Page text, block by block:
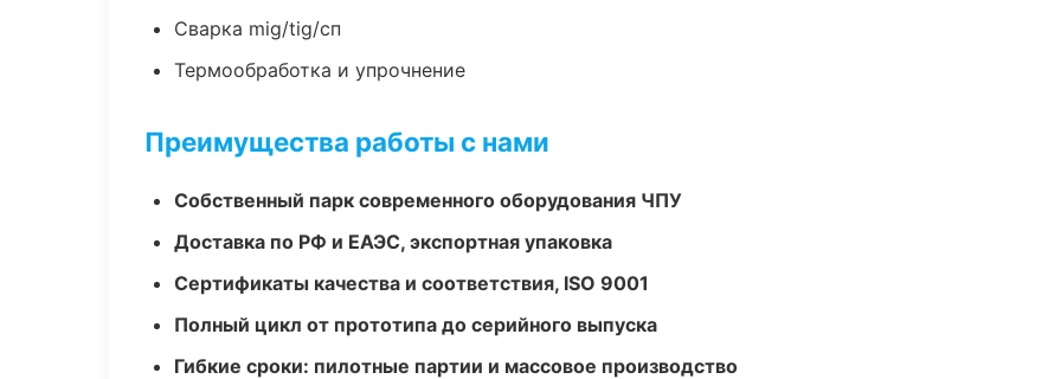
Сварка mig/tig/сп
Термообработка и упрочнение
Преимущества работы с нами
Собственный парк современного оборудования ЧПУ
Доставка по РФ и ЕАЭС, экспортная упаковка
Сертификаты качества и соответствия, ISO 9001
Полный цикл от прототипа до серийного выпуска
Гибкие сроки: пилотные партии и массовое производство